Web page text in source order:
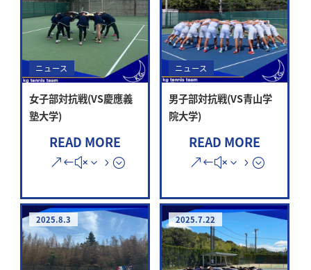
ニュース
女子部対抗戦(VS慶應義
塾大学)
READ MORE
ニュース
男子部対抗戦(VS青山学
院大学)
READ MORE
2025.8.3 2025.7.22